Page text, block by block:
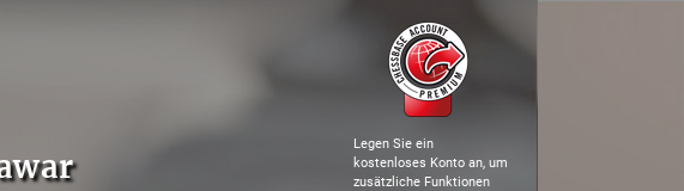
Legen Sie ein
kostenloses Konto an, um
zusätzliche Funktionen